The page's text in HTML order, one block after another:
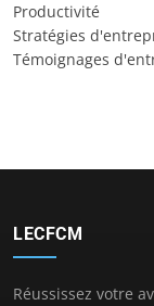
Productivité
Stratégies
Témoignages
LECFCM
Réussissez votre